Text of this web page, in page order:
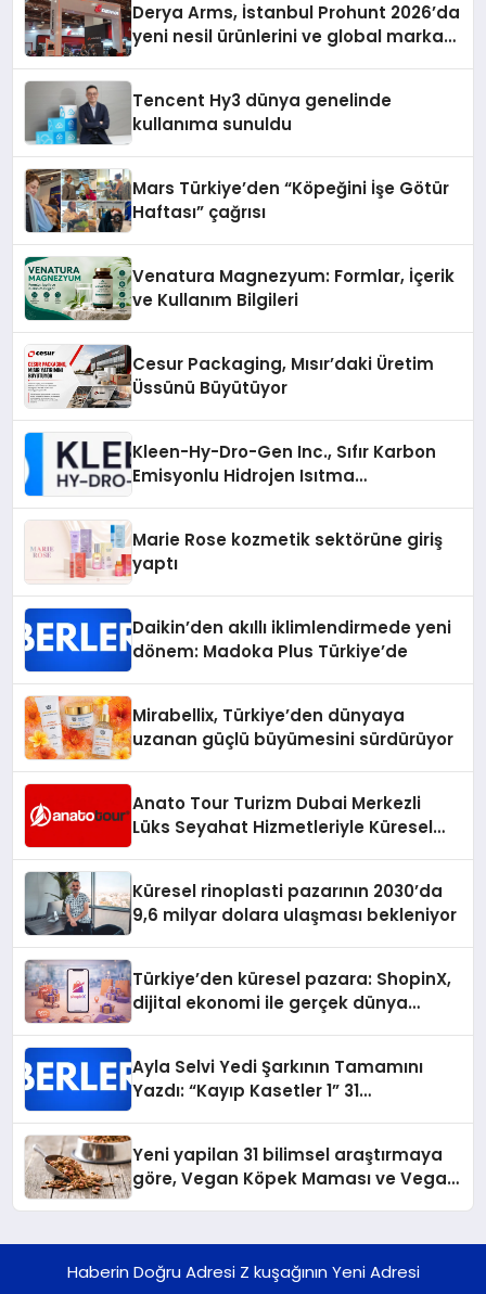
Derya Arms, İstanbul Prohunt 2026’da
yeni nesil ürünlerini ve global marka
Tencent Hy3 dünya genelinde
kullanıma sunuldu
Mars Türkiye’den “Köpeğini İşe Götür
Haftası” çağrısı
Venatura Magnezyum: Formlar, İçerik
ve Kullanım Bilgileri
Cesur Packaging, Mısır’daki Üretim
Üssünü Büyütüyor
Kleen-Hy-Dro-Gen Inc., Sıfır Karbon
Emisyonlu Hidrojen Isıtma
Marie Rose kozmetik sektörüne giriş
yaptı
Daikin’den akıllı iklimlendirmede yeni
dönem: Madoka Plus Türkiye’de
Mirabellix, Türkiye’den dünyaya
uzanan güçlü büyümesini sürdürüyor
Anato Tour Turizm Dubai Merkezli
Lüks Seyahat Hizmetleriyle Küresel
Küresel rinoplasti pazarının 2030’da
9,6 milyar dolara ulaşması bekleniyor
Türkiye’den küresel pazara: ShopinX,
dijital ekonomi ile gerçek dünya
Ayla Selvi Yedi Şarkının Tamamını
Yazdı: “Kayıp Kasetler 1” 31
Yeni yapilan 31 bilimsel araştırmaya
göre, Vegan Köpek Maması ve Vegan
Haberin Doğru Adresi Z kuşağının Yeni Adresi